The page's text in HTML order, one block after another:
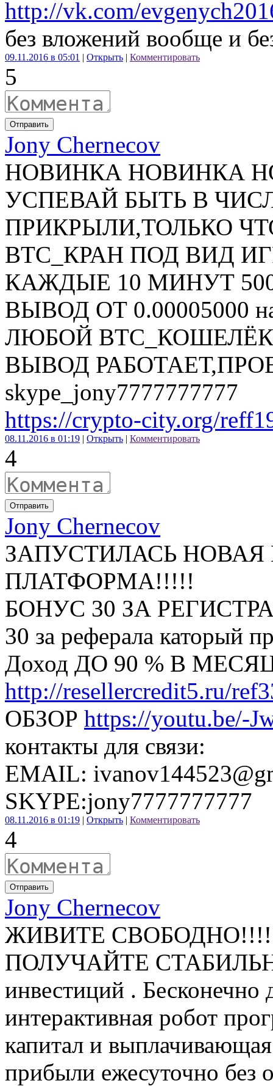
http://vk.com/
без вложений вообще и
09.11.2016 в 05:01 | Открыть | Комментировать
5
Отправить
Jony Chernecov
НОВИНКА НОВИНКА
УСПЕВАЙ БЫТЬ В
ПРИКРЫЛИ,ТОЛЬКО
BTC_КРАН ПОД ВИД
КАЖДЫЕ 10 МИНУТ
ВЫВОД ОТ 0.00005000
ЛЮБОЙ BTC_КОШЕЛЁК
ВЫВОД
skype_jony7777777777
https://crypto-city.org/
08.11.2016 в 01:19 | Открыть | Комментировать
4
Отправить
Jony Chernecov
ЗАПУСТИЛАСЬ НОВАЯ
ПЛАТФОРМА!!!!!
БОНУС 30 ЗА
30 за реферала каторый
Доход ДО 90 % В
http://resellercredit5.ru/
ОБЗОР https://youtu.be/-
контакты для связи:
EMAIL:
SKYPE:jony7777777777
08.11.2016 в 01:19 | Открыть | Комментировать
4
Отправить
Jony Chernecov
ЖИВИТЕ
ПОЛУЧАЙТЕ
инвестиций . Бесконечно
интерактивная робот
капитал и
прибыли ежесуточно без